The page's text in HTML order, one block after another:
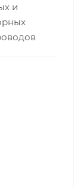
и